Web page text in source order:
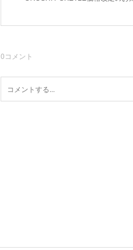
0コメント